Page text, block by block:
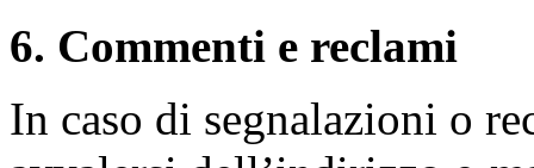
6. Commenti e reclami
In caso di segnalazioni o